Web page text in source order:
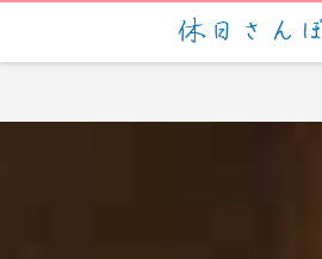
script>
[]).push(arguments)},i[r].l=1*new
[0];a.async=1;a.src=g;m.parentNode.insertBefore(a,m) })
(window,document,'script','https://www.google-